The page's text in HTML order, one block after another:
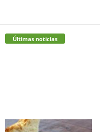
Últimas noticias